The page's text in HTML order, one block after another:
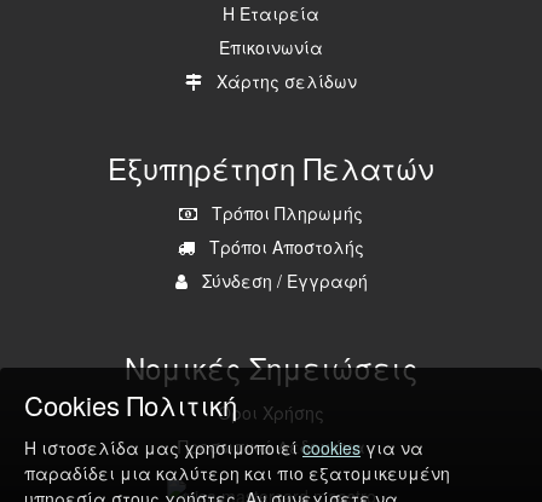
Η Εταιρεία
Επικοινωνία
Χάρτης σελίδων
Εξυπηρέτηση Πελατών
Τρόποι Πληρωμής
Τρόποι Αποστολής
Σύνδεση / Εγγραφή
Νομικές Σημειώσεις
Όροι Χρήσης
Προσωπικά Δεδομένα
Cookies Πολιτική
Η ιστοσελίδα μας χρησιμοποιείcookiesγια να
παραδίδει μια καλύτερη και πιο εξατομικευμένη